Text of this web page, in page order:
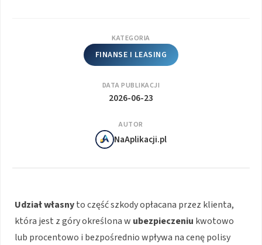
KATEGORIA
FINANSE I LEASING
DATA PUBLIKACJI
2026-06-23
AUTOR
NaAplikacji.pl
Udział własnyto część szkody opłacana przez klienta,
która jest z góry określona w ubezpieczeniu kwotowo
lub procentowo i bezpośrednio wpływa na cenę polisy